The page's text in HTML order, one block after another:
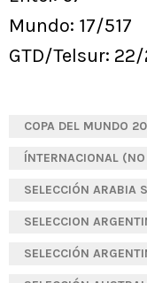
Mundo: 17/517
GTD/Telsur:
COPA DEL MUNDO
ÍNTERNACIONAL
SELECCIÓN ARABIA
SELECCION
SELECCIÓN